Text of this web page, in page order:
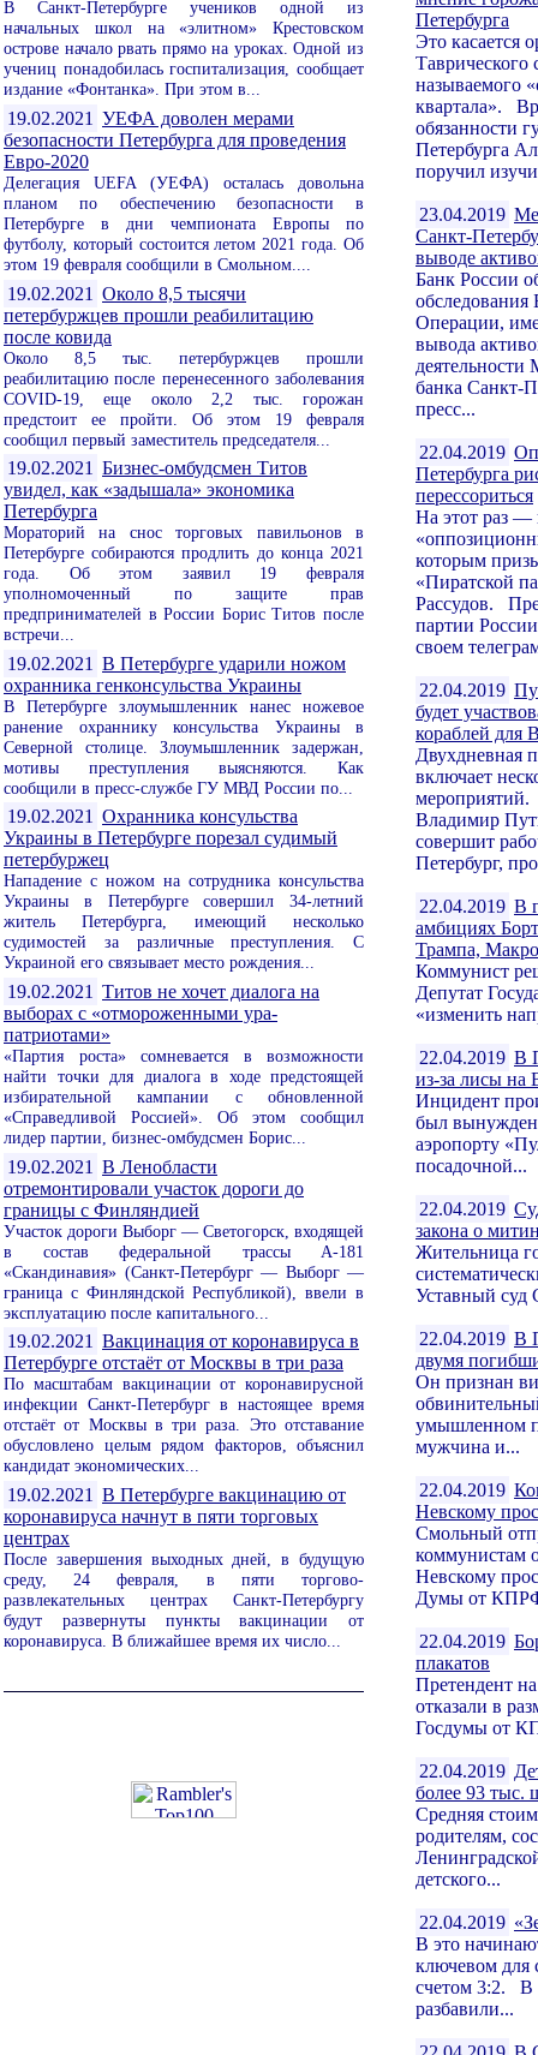
В Санкт-Петербурге учеников одной из
начальных школ на «элитном» Крестовском
острове начало рвать прямо на уроках. Одной из
учениц понадобилась госпитализация, сообщает
издание «Фонтанка». При этом в...
19.02.2021 УЕФА доволен мерами
безопасности Петербурга для проведения
Евро-2020
Делегация UEFA (УЕФА) осталась довольна
планом по обеспечению безопасности в
Петербурге в дни чемпионата Европы по
футболу, который состоится летом 2021 года. Об
этом 19 февраля сообщили в Смольном....
19.02.2021 Около 8,5 тысячи
петербуржцев прошли реабилитацию
после ковида
Около 8,5 тыс. петербуржцев прошли
реабилитацию после перенесенного заболевания
COVID-19, еще около 2,2 тыс. горожан
предстоит ее пройти. Об этом 19 февраля
сообщил первый заместитель председателя...
19.02.2021 Бизнес-омбудсмен Титов
увидел, как «задышала» экономика
Петербурга
Мораторий на снос торговых павильонов в
Петербурге собираются продлить до конца 2021
года. Об этом заявил 19 февраля
уполномоченный по защите прав
предпринимателей в России Борис Титов после
встречи...
19.02.2021 В Петербурге ударили ножом
охранника генконсульства Украины
В Петербурге злоумышленник нанес ножевое
ранение охраннику консульства Украины в
Северной столице. Злоумышленник задержан,
мотивы преступления выясняются. Как
сообщили в пресс-службе ГУ МВД России по...
19.02.2021 Охранника консульства
Украины в Петербурге порезал судимый
петербуржец
Нападение с ножом на сотрудника консульства
Украины в Петербурге совершил 34-летний
житель Петербурга, имеющий несколько
судимостей за различные преступления. С
Украиной его связывает место рождения...
19.02.2021 Титов не хочет диалога на
выборах с «отмороженными ура-
патриотами»
«Партия роста» сомневается в возможности
найти точки для диалога в ходе предстоящей
избирательной кампании с обновленной
«Справедливой Россией». Об этом сообщил
лидер партии, бизнес-омбудсмен Борис...
19.02.2021 В Ленобласти
отремонтировали участок дороги до
границы с Финляндией
Участок дороги Выборг — Светогорск, входящей
в состав федеральной трассы А-181
«Скандинавия» (Санкт-Петербург — Выборг —
граница с Финляндской Республикой), ввели в
эксплуатацию после капитального...
19.02.2021 Вакцинация от коронавируса в
Петербурге отстаёт от Москвы в три раза
По масштабам вакцинации от коронавирусной
инфекции Санкт-Петербург в настоящее время
отстаёт от Москвы в три раза. Это отставание
обусловлено целым рядом факторов, объяснил
кандидат экономических...
19.02.2021 В Петербурге вакцинацию от
коронавируса начнут в пяти торговых
центрах
После завершения выходных дней, в будущую
среду, 24 февраля, в пяти торгово-
развлекательных центрах Санкт-Петербургу
будут развернуты пункты вакцинации от
коронавируса. В ближайшее время их число...
Петербурга
Это касается
Таврического
называемого
квартала».
обязанности
Петербурга
поручил
23.04.2019
Санкт-
выводе
Банк России
Операции,
вывода
банка Санкт-
пресс...
22.04.2019
Петербурга
перессориться
На этот раз —
которым
«Пиратской
Рассудов.
партии
своем
22.04.2019
будет
кораблей
Двухдневная
включает
Владимир
совершит
Петербург,
22.04.2019 В
амбициях
Трампа,
Коммунист
Депутат
«изменить
22.04.2019 В
из-за лисы
Инцидент
был вынужден
аэропорту
посадочной...
22.04.2019
закона о
Жительница
Уставный суд
22.04.2019 В
двумя
Он признан
умышленном
мужчина и...
22.04.2019
Невскому
Смольный
коммунистам
Невскому
Думы от
22.04.2019
плакатов
Претендент
отказали в
Госдумы от
22.04.2019
более 93 тыс.
Средняя
родителям,
детского...
22.04.2019
В это
ключевом для
счетом 3:2. В
разбавили...